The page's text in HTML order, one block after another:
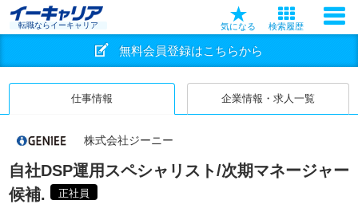
転職ならイーキャリア 気になる 検索履歴
無料会員登録はこちらから
仕事情報 企業情報・求人一覧
株式会社ジーニー
自社DSP運用スペシャリスト/次期マネージャー
候補.
正社員